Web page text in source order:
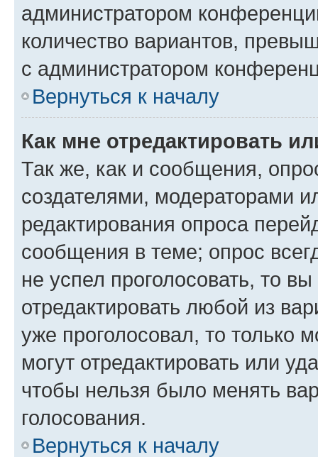
администратором
количество вариантов,
с администратором
Вернуться к началу
Как мне отредактировать
Так же, как и сообщения,
создателями, модераторами
редактирования опроса
сообщения в теме; опрос
не успел проголосовать, то
отредактировать любой из
уже проголосовал, то только
могут отредактировать или
чтобы нельзя было менять
голосования.
Вернуться к началу